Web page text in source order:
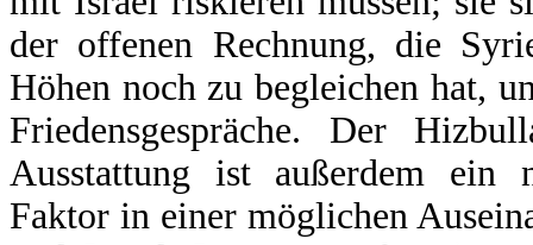
der offenen Rechnung, die
Höhen noch zu begleichen hat,
Friedensgespräche. Der
Ausstattung ist außerdem ein
Faktor in einer möglichen